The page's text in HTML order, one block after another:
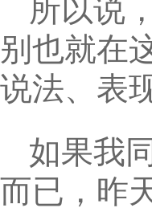
所以说
别也就在
说法、表
如果我
而已，昨